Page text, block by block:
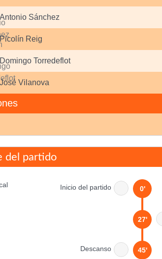
Antonio Sánchez
Picolín Reig
Domingo Torredeflot
José Vilanova
del partido
Inicio del partido 0'
27'
Descanso 45'